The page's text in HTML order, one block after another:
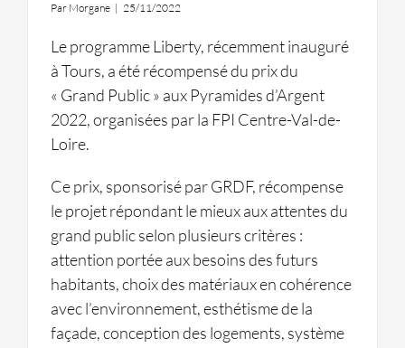
Par Morgane | 25/11/2022
Le programme Liberty, récemment inauguré
à Tours, a été récompensé du prix du
« Grand Public » aux Pyramides d’Argent
2022, organisées par la FPI Centre-Val-de-
Loire.
Ce prix, sponsorisé par GRDF, récompense
le projet répondant le mieux aux attentes du
grand public selon plusieurs critères :
attention portée aux besoins des futurs
habitants, choix des matériaux en cohérence
avec l’environnement, esthétisme de la
façade, conception des logements, système